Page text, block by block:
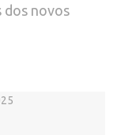
dos novos